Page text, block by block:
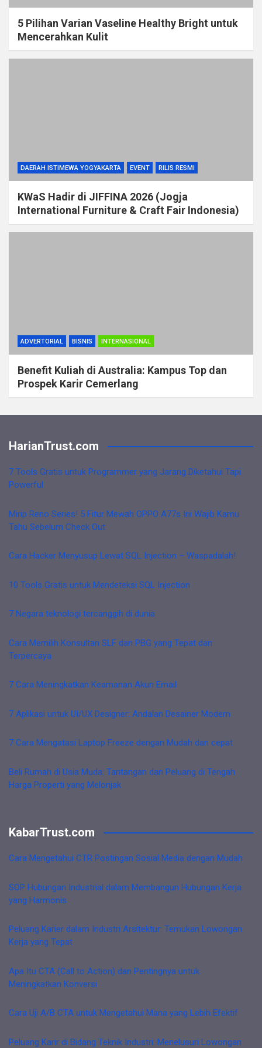
5 Pilihan Varian Vaseline Healthy Bright untuk
Mencerahkan Kulit
DAERAH ISTIMEWA YOGYAKARTA EVENT RILIS RESMI
KWaS Hadir di JIFFINA 2026 (Jogja
International Furniture & Craft Fair Indonesia)
ADVERTORIAL BISNIS INTERNASIONAL
Benefit Kuliah di Australia: Kampus Top dan
Prospek Karir Cemerlang
HarianTrust.com
7 Tools Gratis untuk Programmer yang Jarang Diketahui Tapi
Powerful
Mirip Reno Series! 5 Fitur Mewah OPPO A77s Ini Wajib Kamu
Tahu Sebelum Check Out
Cara Hacker Menyusup Lewat SQL Injection – Waspadalah!
10 Tools Gratis untuk Mendeteksi SQL Injection
7 Negara teknologi tercanggih di dunia
Cara Memilih Konsultan SLF dan PBG yang Tepat dan
Terpercaya
7 Cara Meningkatkan Keamanan Akun Email
7 Aplikasi untuk UI/UX Designer: Andalan Desainer Modern
7 Cara Mengatasi Laptop Freeze dengan Mudah dan cepat
Beli Rumah di Usia Muda: Tantangan dan Peluang di Tengah
Harga Properti yang Melonjak
KabarTrust.com
Cara Mengetahui CTR Postingan Sosial Media dengan Mudah
SOP Hubungan Industrial dalam Membangun Hubungan Kerja
yang Harmonis
Peluang Karier dalam Industri Arsitektur: Temukan Lowongan
Kerja yang Tepat
Apa Itu CTA (Call to Action) dan Pentingnya untuk
Meningkatkan Konversi
Cara Uji A/B CTA untuk Mengetahui Mana yang Lebih Efektif
Peluang Karir di Bidang Teknik Industri: Menelusuri Lowongan